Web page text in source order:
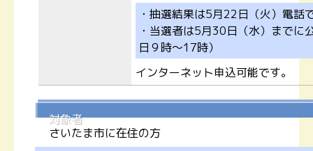
・抽選結果は5月22日（火）電話
・当選者は5月30日（水）までに
日９時～17時）
インターネット申込可能です。
対象者
さいたま市に在住の方